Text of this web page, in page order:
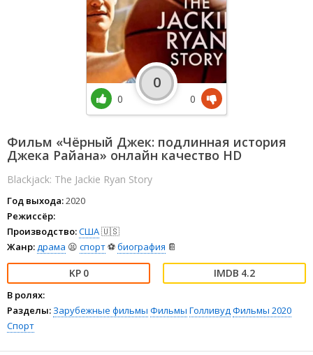
Фильм «Чёрный Джек: подлинная история
Джека Райана» онлайн качество HD
Blackjack: The Jackie Ryan Story
Год выхода:2020
Режиссёр:
Производство:США🇺🇸
Жанр:драма 😫 спорт⚽биография 📔
0 4.2
В ролях:
Разделы: Зарубежные фильмы Фильмы ГолливудФильмы 2020
Спорт
0
0
0